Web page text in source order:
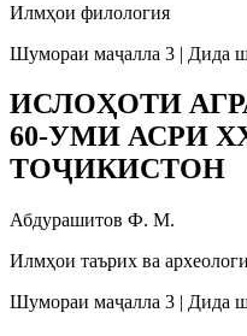
Илмҳои филология
Шумораи маҷалла 3 | Дида
ИСЛОҲОТИ
60-УМИ АСРИ
ТОҶИКИСТОН
Абдурашитов Ф. М.
Илмҳои таърих ва
Шумораи маҷалла 3 | Дида